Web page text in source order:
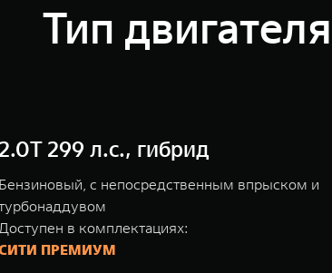
Тип двигателя
2.0T 299 л.с., гибрид
Бензиновый, с непосредственным впрыском и
в комплектациях:
ПРЕМИУМ